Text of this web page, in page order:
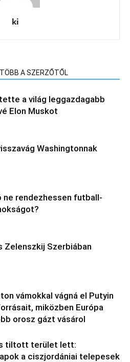
ki
TÖBB A SZERZŐTŐL
a világ leggazdagabb
Elon Muskot
Washingtonnak
ne rendezhessen futball-
Zelenszkij Szerbiában
vámokkal vágná el Putyin
miközben Európa
orosz gázt vásárol
tiltott terület lett:
a ciszjordániai telepesek